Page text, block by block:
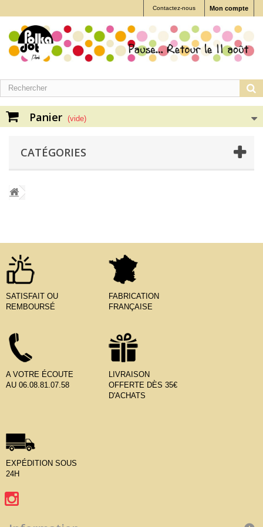
Mon compte
Contactez-nous
Panier (vide)
CATÉGORIES
SATISFAIT OU
REMBOURSÉ
FABRICATION
FRANÇAISE
A VOTRE ÉCOUTE
AU 06.08.81.07.58
LIVRAISON
OFFERTE DÈS 35€
D'ACHATS
EXPÉDITION SOUS
24H